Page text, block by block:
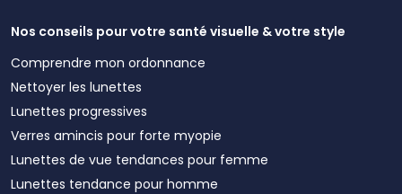
Nos conseils pour votre santé visuelle & votre style
Comprendre mon ordonnance
Nettoyer les lunettes
Lunettes progressives
Verres amincis pour forte myopie
Lunettes de vue tendances pour femme
Lunettes tendance pour homme